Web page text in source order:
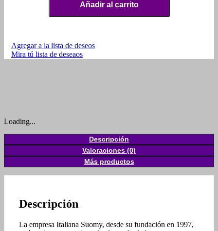
Añadir al carrito
Agregar a la lista de deseos
Mira tú lista de deseaos
Loading...
Descripción
Valoraciones (0)
Más productos
Descripción
La empresa Italiana Suomy, desde su fundación en 1997,